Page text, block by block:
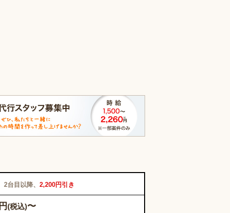
2台目以降、 2,200円引き
円(税込)〜